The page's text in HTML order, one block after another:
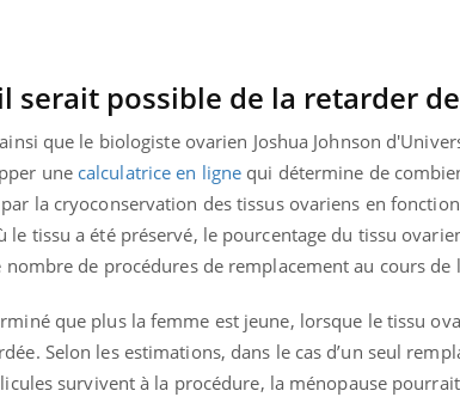
serait possible de la retarder
que le biologiste ovarien Joshua Johnson
une calculatrice en ligne qui détermine de
la cryoconservation des tissus ovariens en
le tissu a été préservé, le pourcentage du tissu
de procédures de remplacement au cours de
que plus la femme est jeune, lorsque le tissu
Selon les estimations, dans le cas d’un seul
survivent à la procédure, la ménopause
nombreuses personnes atteintes de
diabète, c'est une période de questions, de
défis, mais ...